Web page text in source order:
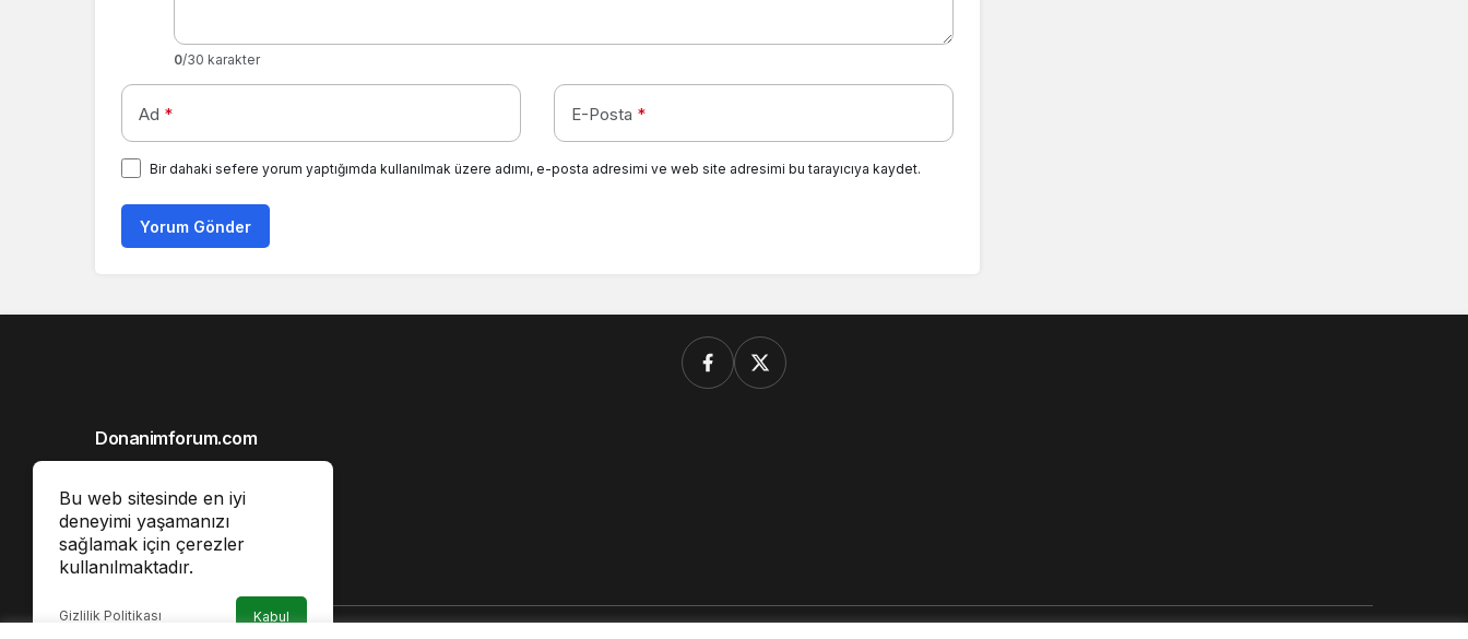
0/30 karakter
Ad * E-Posta *
Bir dahaki sefere yorum yaptığımda kullanılmak üzere adımı, e-posta adresimi ve web site adresimi bu tarayıcıya kaydet.
Yorum Gönder
Bu web sitesinde en iyi
deneyimi yaşamanızı
sağlamak için çerezler
kullanılmaktadır.
Gizlilik Politikası Kabul
Donanimforum.com
Gizlilik İlkeleri
Reklam
İletişim